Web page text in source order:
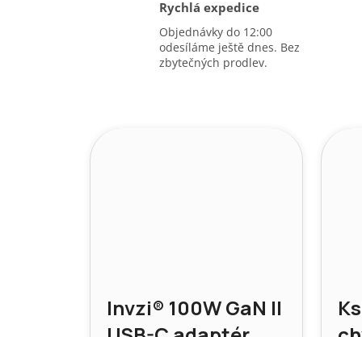
Rychlá expedice
Objednávky do 12:00
odesíláme ještě dnes. Bez
zbytečných prodlev.
Invzi® 100W GaN II